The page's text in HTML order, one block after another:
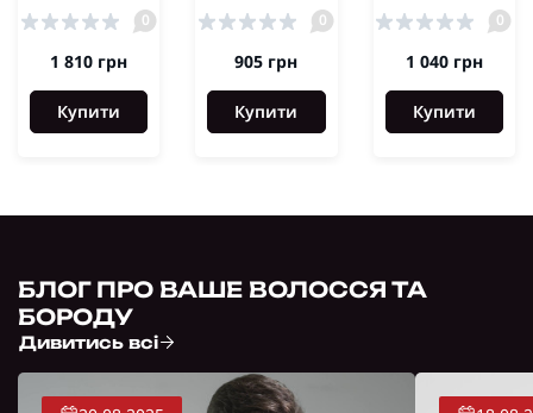
Алое Вера Aloe
Cleansing Milk
Dr.Spiller 200мл
0
1 810 грн
Купити
Алое Вера Aloe
Cleansing Milk
Dr.Spiller 100мл
0
905 грн
Купити
10ml
0
1 040 грн
Купити
БЛОГ ПРО ВАШЕ ВОЛОССЯ ТА
БОРОДУ
Дивитись всі